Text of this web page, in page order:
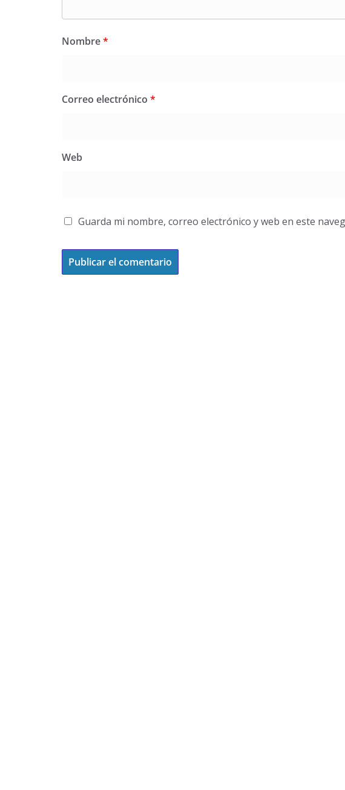
Nombre*
Correo electrónico *
Web
Guarda mi nombre, correo electrónico y web en este